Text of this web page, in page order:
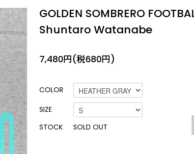
GOLDEN SOMBRERO
Shuntaro Watanabe
7,480円(税680円)
COLOR
SIZE
STOCK
SOLD OUT